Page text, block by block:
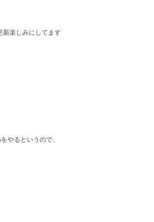
新楽しみにしてます
やるというので、